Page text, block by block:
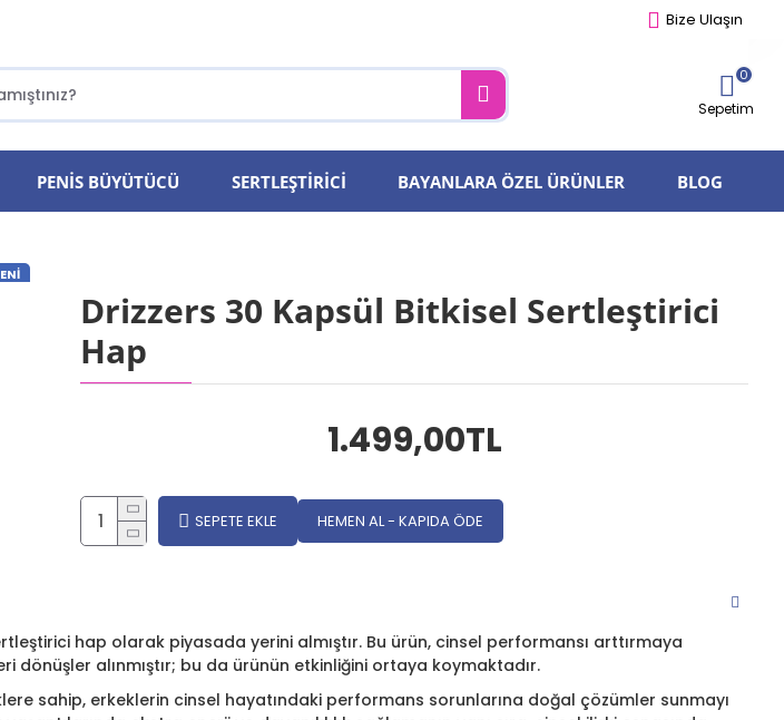
Bize Ulaşın
Sepetim
0
PENIS BÜYÜTÜCÜ SERTLEŞTIRICI BAYANLARA ÖZEL ÜRÜNLER BLOG
Drizzers 30 Kapsül Bitkisel Sertleştirici
Hap
1.499,00TL
SEPETE EKLE HEMEN AL - KAPIDA ÖDE
hap olarak piyasada yerini almıştır. Bu ürün, cinsel performansı arttırmaya
dönüşler alınmıştır; bu da ürünün etkinliğini ortaya koymaktadır.
sahip, erkeklerin cinsel hayatındaki performans sorunlarına doğal çözümler sunmayı